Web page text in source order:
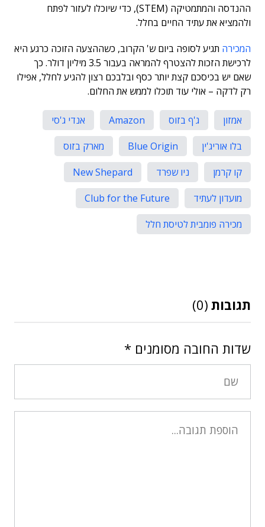
ההנדסה והמתמטיקה (STEM), כדי שיוכלו לעזור לפתח
ולהמציא את עתיד החיים בחלל.
המכירה תגיע לסופה ביום ש' הקרוב, כשההצעה הזוכה כרגע היא
לרכישת הזכות להצטרף להמראה בעבור 3.5 מיליון דולר. כך
שאם יש בכיסכם קצת יותר כסף ובלבכם רצון להגיע לחלל, אפילו
רק לדקה – אולי עוד תוכלו לממש את החלום.
אמזון ג'ף בזוס Amazon
אנדי ג'סי
בלו אוריג'ין
Blue Origin
מארק בזוס
קו קרמן
ניו שפרד
New Shepard
מועדון לעתיד
Club for the Future
מכירה פומבית לטיסת חלל
תגובות (0)
שדות החובה מסומנים *